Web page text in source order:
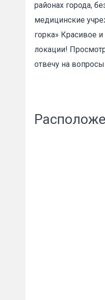
районах города,
медицинские
горка» Красивое
локации!
отвечу на